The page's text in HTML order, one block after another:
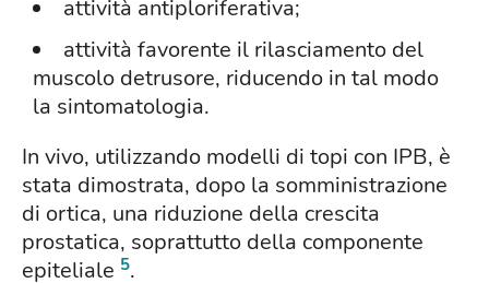
attività antiploriferativa;
attività favorente il rilasciamento del
muscolo detrusore, riducendo in tal modo
la sintomatologia.
In vivo, utilizzando modelli di topi con IPB, è
stata dimostrata, dopo la somministrazione
di ortica, una riduzione della crescita
prostatica, soprattutto della componente
epiteliale 5.